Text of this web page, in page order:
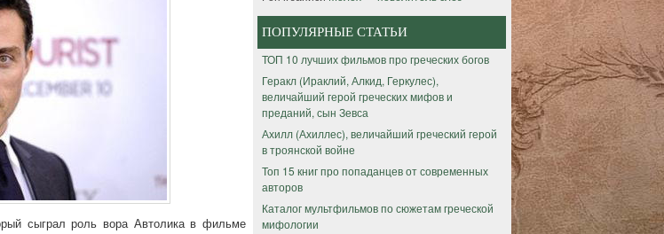
сыграл роль вора Автолика в фильме
ПОПУЛЯРНЫЕ СТАТЬИ
ТОП 10 лучших фильмов про греческих богов
Геракл (Ираклий, Алкид, Геркулес),
величайший герой греческих мифов и
преданий, сын Зевса
Ахилл (Ахиллес), величайший греческий герой
в троянской войне
Топ 15 книг про попаданцев от современных
авторов
Каталог мультфильмов по сюжетам греческой
мифологии